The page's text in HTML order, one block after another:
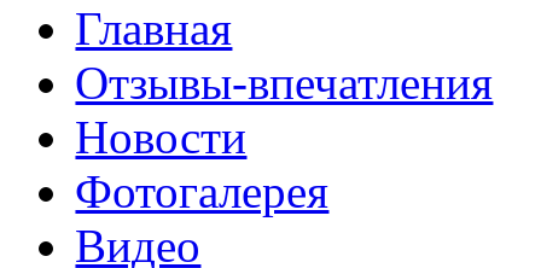
Главная
Отзывы-впечатления
Новости
Фотогалерея
Видео